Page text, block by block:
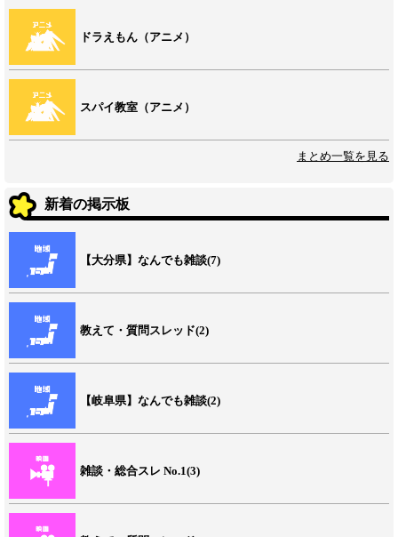
ドラえもん（アニメ）
スパイ教室（アニメ）
まとめ一覧を見る
新着の掲示板
【大分県】なんでも雑談(7)
教えて・質問スレッド(2)
【岐阜県】なんでも雑談(2)
雑談・総合スレ No.1(3)